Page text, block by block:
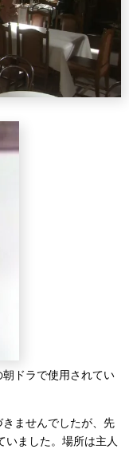
ドラで使用されてい
ませんでしたが、先
いました。場所は主人